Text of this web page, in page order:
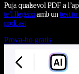
Puja qualsevol PDF a
te’l llegeixi amb untext to
podcast
Prova-ho gratis